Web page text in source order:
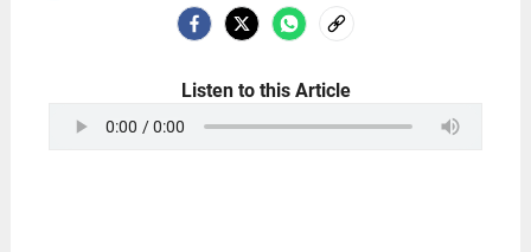
Listen to this Article